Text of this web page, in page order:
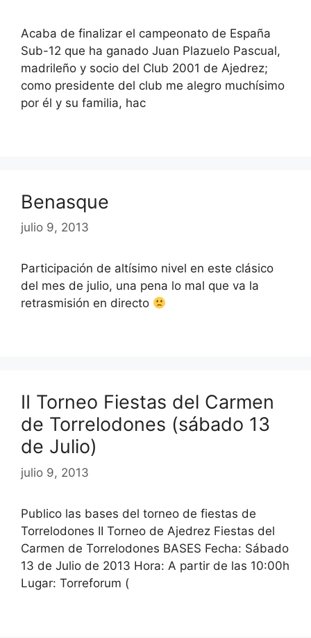
Acaba de finalizar el campeonato de España
Sub-12 que ha ganado Juan Plazuelo Pascual,
madrileño y socio del Club 2001 de Ajedrez;
como presidente del club me alegro muchísimo
por él y su familia, hac
Benasque
julio 9, 2013
Participación de altísimo nivel en este clásico
del mes de julio, una pena lo mal que va la
retrasmisión en directo
II Torneo Fiestas del Carmen
de Torrelodones (sábado 13
de Julio)
julio 9, 2013
Publico las bases del torneo de fiestas de
Torrelodones II Torneo de Ajedrez Fiestas del
Carmen de Torrelodones BASES Fecha: Sábado
13 de Julio de 2013 Hora: A partir de las 10:00h
Lugar: Torreforum (